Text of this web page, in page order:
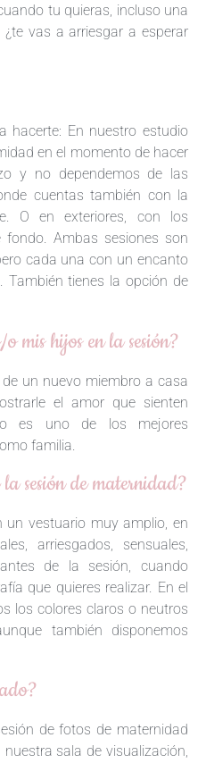
tu quieras, incluso una
vas a arriesgar a esperar
hacerte: En nuestro estudio
en el momento de hacer
y no dependemos de las
cuentas también con la
O en exteriores, con los
Ambas sesiones son
cada una con un encanto
También tienes la opción de
mis hijos en la sesión?
un nuevo miembro a casa
el amor que sienten
es uno de los mejores
familia.
sesión de maternidad?
vestuario muy amplio, en
arriesgados, sensuales,
de la sesión, cuando
que quieres realizar. En el
los colores claros o neutros
también disponemos
de fotos de maternidad
nuestra sala de visualización,